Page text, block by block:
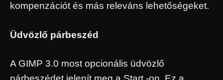
kompenzációt és más releváns lehetőségeket.
Üdvözlő párbeszéd
A GIMP 3.0 most opcionális üdvözlő